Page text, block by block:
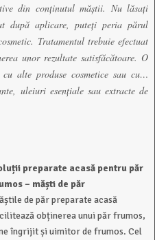
din conținutul măștii. Nu lăsați
după aplicare, puteți peria părul
Tratamentul trebuie efectuat
unor rezultate satisfăcătoare. O
alte produse cosmetice sau cu…
uleiuri esențiale sau extracte de
preparate acasă pentru păr
– măști de păr
de păr preparate acasă
obținerea unui păr frumos,
îngrijit și uimitor de frumos. Cel